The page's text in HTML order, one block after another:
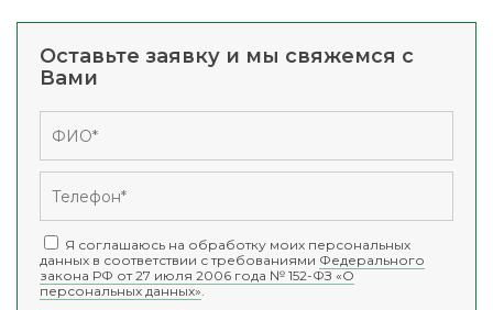
Оставьте заявку и мы свяжемся с
Вами
Я соглашаюсь на обработку моих персональных
данных в соответствии с требованиями Федерального
закона РФ от 27 июля 2006 года № 152-ФЗ «О
персональных данных».